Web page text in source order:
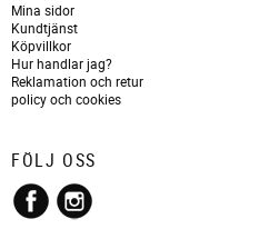
Mina sidor
Kundtjänst
Köpvillkor
Hur handlar jag?
Reklamation och retur
policy och cookies
FÖLJ OSS